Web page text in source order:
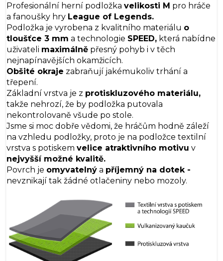
Profesionální herní podložka velikosti M pro hráče
a fanoušky hry League of Legends.
Podložka je vyrobena z kvalitního materiálu o
tloušťce 3 mm a technologie SPEED, která nabídne
uživateli maximálně přesný pohyb i v těch
nejnapínavějších okamžicích.
Obšité okraje zabraňují jakémukoliv trhání a
třepení.
Základní vrstva je z protiskluzového materiálu,
takže nehrozí, že by podložka putovala
nekontrolovaně všude po stole.
Jsme si moc dobře vědomi, že hráčům hodně záleží
na vzhledu podložky, proto je na podložce textilní
vrstva s potiskem velice atraktivního motivu v
nejvyšší možné kvalitě.
Povrch je omyvatelný a příjemný na dotek -
nevznikají tak žádné otlačeniny nebo mozoly.